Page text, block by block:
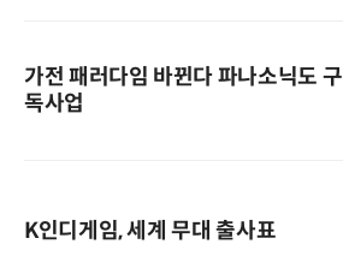
가전 패러다임 바뀐다 파나소닉도 구
독사업
K인디게임, 세계 무대 출사표